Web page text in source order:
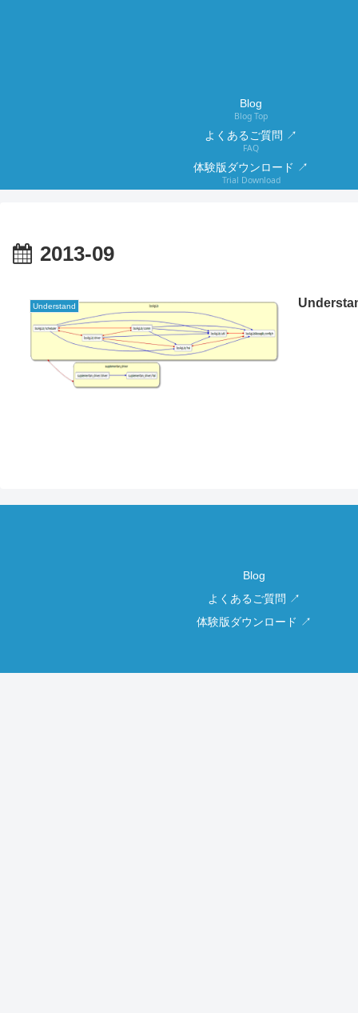
Blog
Blog Top
よくあるご質問 ↗
FAQ
体験版ダウンロード ↗
Trial Download
2013-09
Understand
Blog
よくあるご質問 ↗
体験版ダウンロード ↗